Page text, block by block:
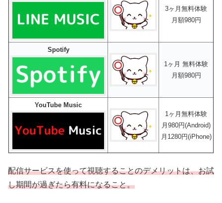
3ヶ月無料体験
月額980円
Spotify
1ヶ月 無料体験
月額980円
YouTube Music
1ヶ月無料体験
月980円(Android)
月1280円(iPhone)
配信サービスを使って視聴することのデメリットは、お試
し期間が過ぎたら有料になること。